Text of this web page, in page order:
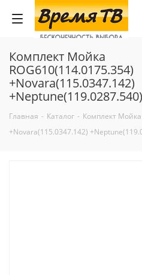
Комплект Мойка
ROG610(114.0175.354)
+Novara(115.0347.142)
Главная - Каталог - Комплект Мойка
+Novara(115.0347.142)